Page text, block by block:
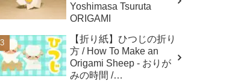
Yoshimasa Tsuruta
ORIGAMI
【折り紙】ひつじの折り
方 / How To Make an
Origami Sheep - おりが
みの時間 /